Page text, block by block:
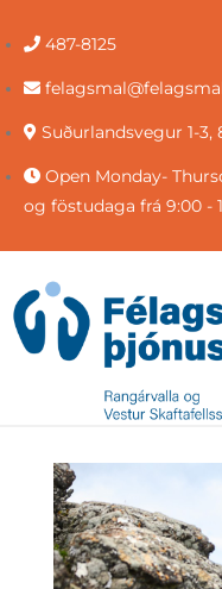
487-8125
Suðurlandsvegur 1-3,
Open Monday-
og föstudaga frá 9:00 -